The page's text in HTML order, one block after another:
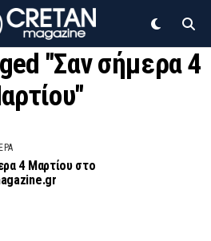
"Σαν σήμερα 4
4 Μαρτίου στο